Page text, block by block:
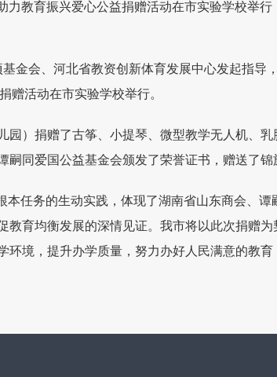
力教育振兴爱心公益捐赠活动在市实验学校举行
金会、河北省教资创新体育发展中心发起指导
赠活动在市实验学校举行。
园）捐赠了古筝、小提琴、微型教学无人机、
同爱国公益基金会颁发了荣誉证书，赠送了锦
本任务的生动实践，体现了湖南省山东商会、
育均衡发展的深情见证。我市将以此次捐赠
境，提升办学质量，努力办好人民满意的教育